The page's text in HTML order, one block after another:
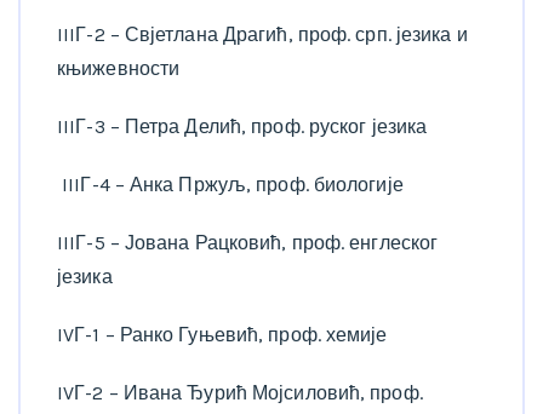
IIIГ-2 – Свјетлана Драгић, проф. срп. језика и
књижевности
IIIГ-3 – Петра Делић, проф. руског језика
IIIГ-4 – Анка Пржуљ, проф. биологије
IIIГ-5 – Јована Рацковић, проф. енглеског
језика
IVГ-1 – Ранко Гуњевић, проф. хемије
IVГ-2 – Ивана Ђурић Мојсиловић, проф.